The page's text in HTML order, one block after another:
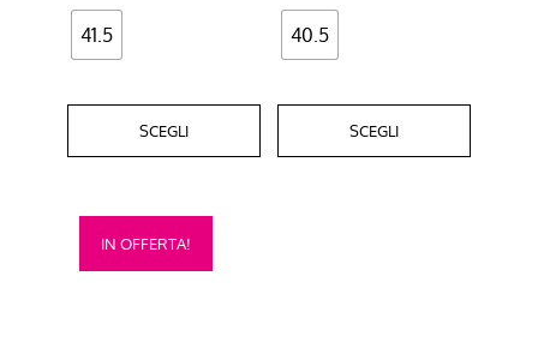
41.5
SCEGLI
del
prodotto
40.5
SCEGLI
del
prodotto
IN OFFERTA!
Questo
prodotto